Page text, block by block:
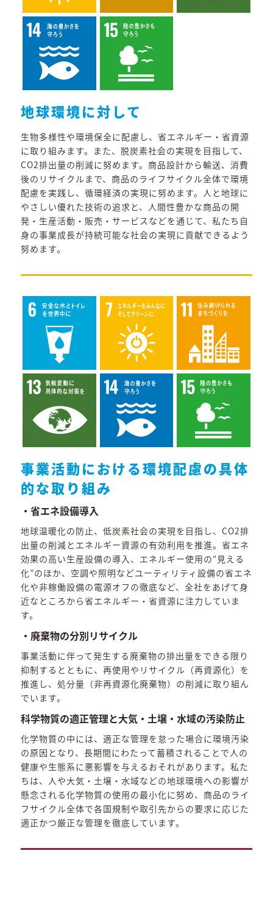
地球環境に対して
生物多様性や環境保全に配慮し、省エネルギー・省資源
に取り組みます。また、脱炭素社会の実現を目指して、
CO2排出量の削減に努めます。商品設計から輸送、消費
後のリサイクルまで、商品のライフサイクル全体で環境
配慮を実践し、循環経済の実現に努めます。人と地球に
やさしい優れた技術の追求と、人間性豊かな商品の開
発・生産活動・販売・サービスなどを通じて、私たち自
身の事業成長が持続可能な社会の実現に貢献できるよう
努めます。
事業活動における環境配慮の具体
的な取り組み
・省エネ設備導入
地球温暖化の防止、低炭素社会の実現を目指し、CO2排
出量の削減とエネルギー資源の有効利用を推進。省エネ
効果の高い生産設備の導入、エネルギー使用の“見える
化”のほか、空調や照明などユーティリティ設備の省エネ
化や非稼働設備の電源オフの徹底など、全社をあげて身
近なところから省エネルギー・省資源に注力していま
す。
・廃棄物の分別リサイクル
事業活動に伴って発生する廃棄物の排出量をできる限り
抑制するとともに、再使用やリサイクル（再資源化）を
推進し、処分量（非再資源化廃棄物）の削減に取り組ん
でいます。
科学物質の適正管理と大気・土壌・水域の汚染防止
化学物質の中には、適正な管理を怠った場合に環境汚染
の原因となり、長期間にわたって蓄積されることで人の
健康や生態系に悪影響を与えるおそれがあります。私た
ちは、人や大気・土壌・水域などの地球環境への影響が
懸念される化学物質の使用の最小化に努め、商品のライ
フサイクル全体で各国規制や取引先からの要求に応じた
適正かつ厳正な管理を徹底しています。